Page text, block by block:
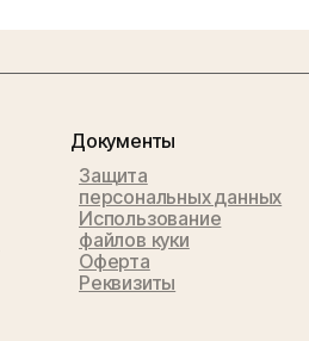
Реквизиты
Оферта
Использование
файлов куки
Защита
персональных данных
Документы